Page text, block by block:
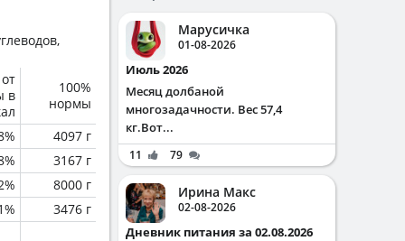
в
100%
нормы
4097 г
3167 г
8000 г
3476 г
Марусичка
01-08-2026
Июль 2026
Месяц долбаной
многозадачности. Вес 57,4
кг.Вот...
11 79
Ирина Макс
02-08-2026
Дневник питания за 02.08.2026